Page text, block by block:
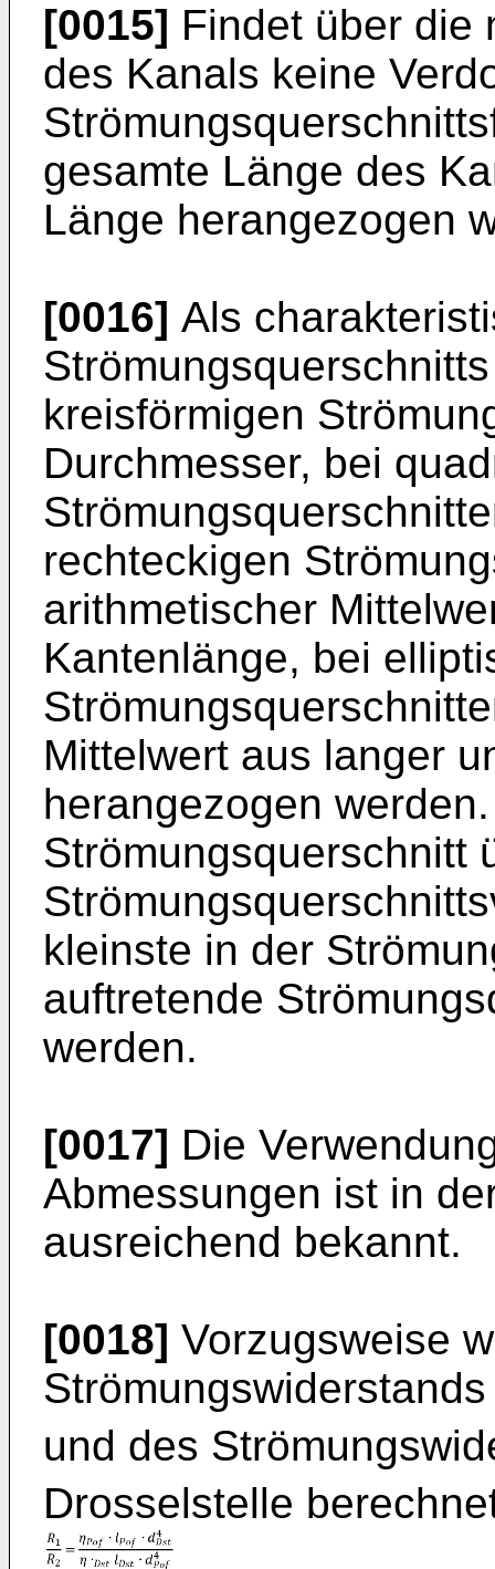
[0015] Findet über die
des Kanals keine
gesamte Länge des
Länge herangezogen
[0016] Als
kreisförmigen
Durchmesser, bei
rechteckigen
arithmetischer
Kantenlänge, bei
Mittelwert aus langer
herangezogen
Strömungsquerschnitt
kleinste in der
auftretende
werden.
[0017] Die
Abmessungen ist in
ausreichend bekannt.
[0018] Vorzugsweise
und des
Drosselstelle